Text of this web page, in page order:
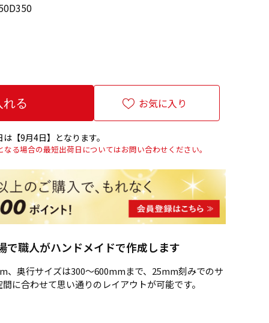
お気に入り
【9月4日】となります。
る場合の最短出荷日についてはお問い合わせください。
で職人がハンドメイドで作成します
、奥行サイズは300～600mmまで、25mm刻みでのサ
に合わせて思い通りのレイアウトが可能です。